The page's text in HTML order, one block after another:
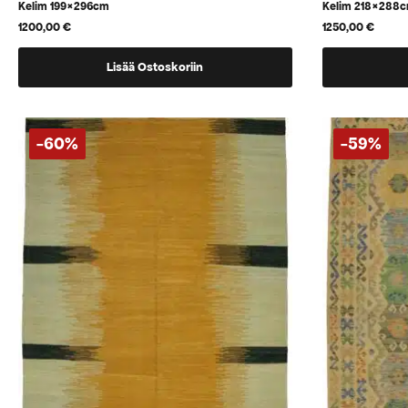
Kelim 199×296cm
1200,00€
Lisää Ostoskoriin
Kelim
1250,00€
-60% -59%